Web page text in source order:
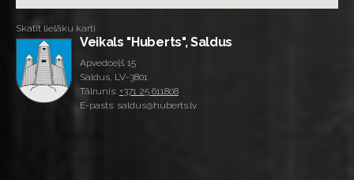
Skatīt lielāku karti
Veikals "Huberts", Saldus
Apvedceļš 15
Saldus, LV-3801
Tālrunis: +371 25 611808
E-pasts: saldus@huberts.lv